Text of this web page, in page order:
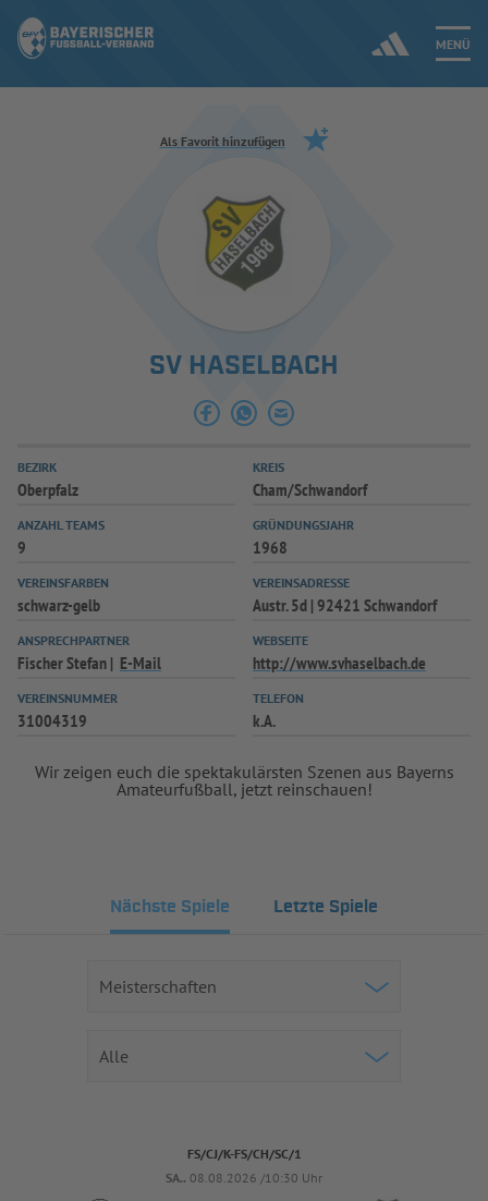
MENÜ
Jetzt einloggen
ERGEBNISSE & WETTBEWERBE
AUSBILDUNG & FÖRDERUNG
SPIELPLUS
Als Favorit hinzufügen
SV HASELBACH
BEZIRK
Oberpfalz
KREIS
Cham/Schwandorf
ANZAHL TEAMS
9
GRÜNDUNGSJAHR
1968
VEREINSFARBEN
schwarz-gelb
VEREINSADRESSE
Austr. 5d | 92421 Schwandorf
ANSPRECHPARTNER
Fischer Stefan E-Mail
WEBSEITE
http://www.svhaselbach.de
VEREINSNUMMER
31004319
TELEFON
k.A.
Wir zeigen euch die spektakulärsten Szenen aus Bayerns
Amateurfußball, jetzt reinschauen!
Nächste Spiele Letzte Spiele
FS/CJ/K-FS/CH/SC/1
SA.. 08.08.2026 /10:30 Uhr